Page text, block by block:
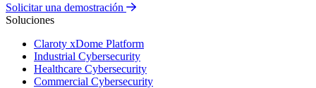
Solicitar una demostración
Soluciones
Claroty xDome Platform
Industrial Cybersecurity
Healthcare Cybersecurity
Commercial Cybersecurity